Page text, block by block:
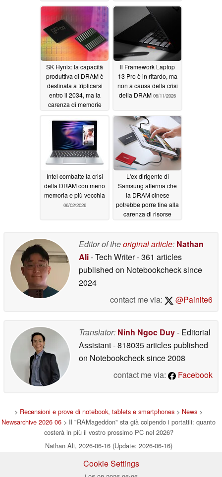
06/16/2026
SK Hynix: la capacità
produttiva di DRAM è
destinata a triplicarsi
entro il 2034, ma la
carenza di memorie
Il Framework Laptop
13 Pro è in ritardo, ma
non a causa della crisi
della DRAM 06/11/2026
Intel combatte la crisi
della DRAM con meno
memoria e più vecchia
06/02/2026
L'ex dirigente di
Samsung afferma che
la DRAM cinese
potrebbe porre fine alla
carenza di risorse
Editor of theoriginal article: Nathan
Ali- Tech Writer- 361 articles
published on Notebookchecksince
2024
contact me via:
@Painite6
Translator: Ninh Ngoc Duy- Editorial
Assistant- 818035 articles published
on Notebookchecksince 2008
contact me via:
Facebook
> Recensioni e prove di notebook, tablets e smartphones > News >
Newsarchive 2026 06 > Il "RAMageddon" sta già colpendo i portatili: quanto
costerà in più il vostro prossimo PC nel 2026?
Nathan Ali, 2026-06-16 (Update: 2026-06-16)
Cookie Settings